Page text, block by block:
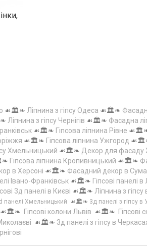
☙🏛️❧ Ліпнина з гіпсу Одеса ☙🏛️❧
Ліпнина з гіпсу Чернігів ☙🏛️❧ Фасадна
☙🏛️❧ Гіпсова ліпнина Рівне
☙🏛️❧ Гіпсова ліпнина Ужгород
Хмельницький ☙🏛️❧ Декор для фасаду
Гіпсова ліпнина Кропивницький ☙🏛️❧
в Херсоні ☙🏛️❧ Фасадний декор в
Івано-Франківськ ☙🏛️❧ Гіпсові панелі
3д панелі в Києві ☙🏛️❧ Ліпнина з
панелі Хмельницький ☙🏛️❧ 3д панелі з гіпсу в
☙🏛️❧ Гіпсові колони Львів ☙🏛️❧ Гіпсові
☙🏛️❧ 3д панелі з гіпсу в